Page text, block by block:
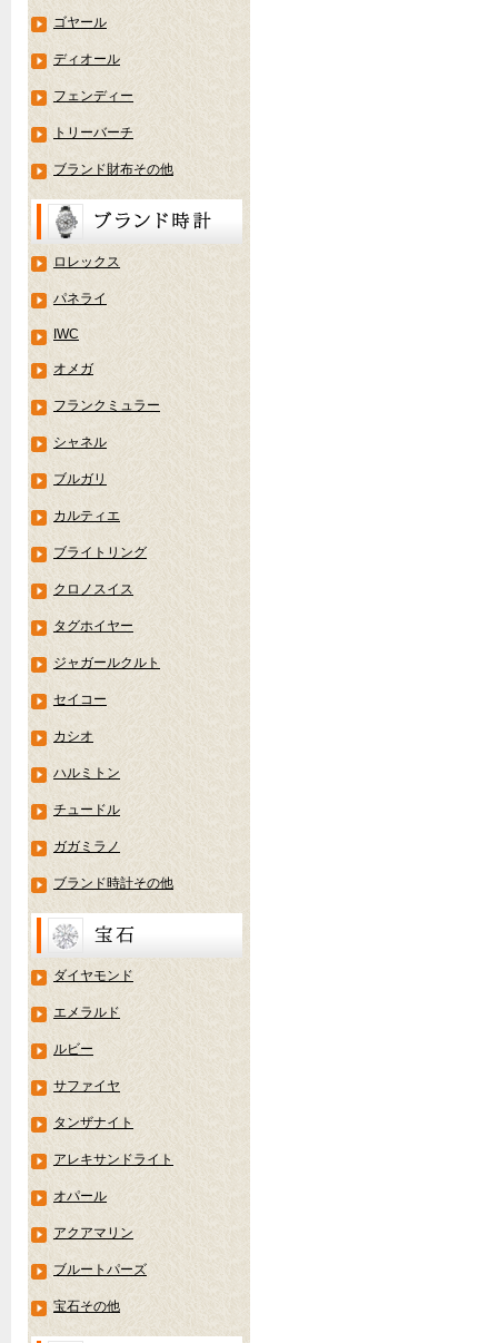
ゴヤール
ディオール
フェンディー
トリーバーチ
ブランド財布その他
ロレックス
パネライ
IWC
オメガ
フランクミュラー
シャネル
ブルガリ
カルティエ
ブライトリング
クロノスイス
タグホイヤー
ジャガールクルト
セイコー
カシオ
ハルミトン
チュードル
ガガミラノ
ブランド時計その他
ダイヤモンド
エメラルド
ルビー
サファイヤ
タンザナイト
アレキサンドライト
オパール
アクアマリン
ブルートパーズ
宝石その他